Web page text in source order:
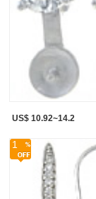
US$ 10.92~14.2
1